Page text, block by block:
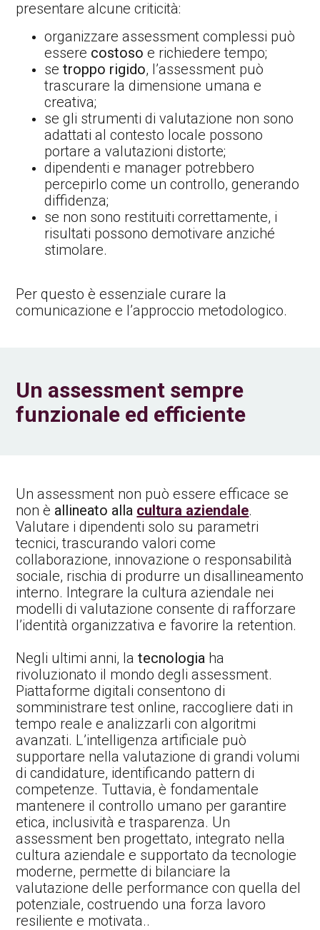
presentare alcune criticità:
organizzare assessment complessi può
essere costoso e richiedere tempo;
setroppo rigido, l’assessment può
trascurare la dimensione umana e
creativa;
se gli strumenti di valutazione non sono
adattati al contesto locale possono
portare a valutazioni distorte;
dipendenti e manager potrebbero
percepirlo come un controllo, generando
diffidenza;
se non sono restituiti correttamente, i
risultati possono demotivare anziché
stimolare.
Per questo è essenziale curare la
comunicazione e l’approccio metodologico.
Un assessment sempre
funzionale ed efficiente
Un assessment non può essere efficace se
non è allineato alla cultura aziendale.
Valutare i dipendenti solo su parametri
tecnici, trascurando valori come
collaborazione, innovazione o responsabilità
sociale, rischia di produrre un disallineamento
interno. Integrare la cultura aziendale nei
modelli di valutazione consente di rafforzare
l’identità organizzativa e favorire la retention.
Negli ultimi anni, latecnologia ha
rivoluzionato il mondo degli assessment.
Piattaforme digitali consentono di
somministrare test online, raccogliere dati in
tempo reale e analizzarli con algoritmi
avanzati. L’intelligenza artificiale può
supportare nella valutazione di grandi volumi
di candidature, identificando pattern di
competenze. Tuttavia, è fondamentale
mantenere il controllo umano per garantire
etica, inclusività e trasparenza. Un
assessment ben progettato, integrato nella
cultura aziendale e supportato da tecnologie
moderne, permette di bilanciare la
valutazione delle performance con quella del
potenziale, costruendo una forza lavoro
resiliente e motivata..